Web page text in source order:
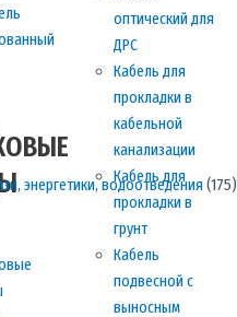
оптический для
ДРС
Кабель для
прокладки в
кабельной
канализации
Кабель для
прокладки в
грунт
Кабель
подвесной с
выносным
энергетики, водоотведения(175)